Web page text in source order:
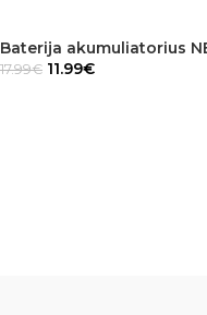
Baterija akumuliatorius
17.99€ 11.99€